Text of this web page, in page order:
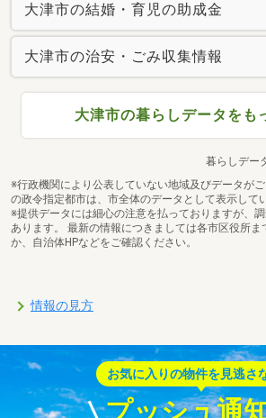
大津市の結婚・育児の助成金
大津市の治安・ごみ収集情報
大津市の暮らしデータをも
暮らしデー
※行政機関により公表していない地域及びデータが
の政令指定都市は、市全体のデータとして表示して
※提供データには細心の注意を払っておりますが、
あります。 最新の情報につきましては各市区役所ま
か、自治体HPなどをご確認ください。
情報の見方
お気に入りの物件を見逃さ
プッシュ通